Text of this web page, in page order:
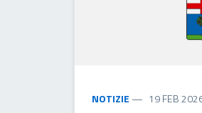
NOTIZIE 19 FEB